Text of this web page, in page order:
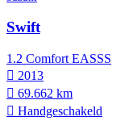
Swift
1.2 Comfort EASSS
2013
69.662 km
Hand­geschakeld